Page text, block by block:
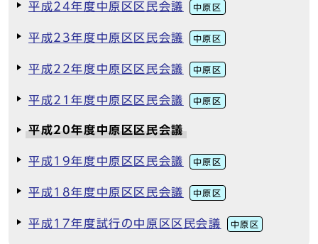
平成24年度中原区区民会議 中原区
平成23年度中原区区民会議 中原区
平成22年度中原区区民会議 中原区
平成21年度中原区区民会議 中原区
平成20年度中原区区民会議
平成19年度中原区区民会議 中原区
平成18年度中原区区民会議 中原区
平成17年度試行の中原区区民会議 中原区